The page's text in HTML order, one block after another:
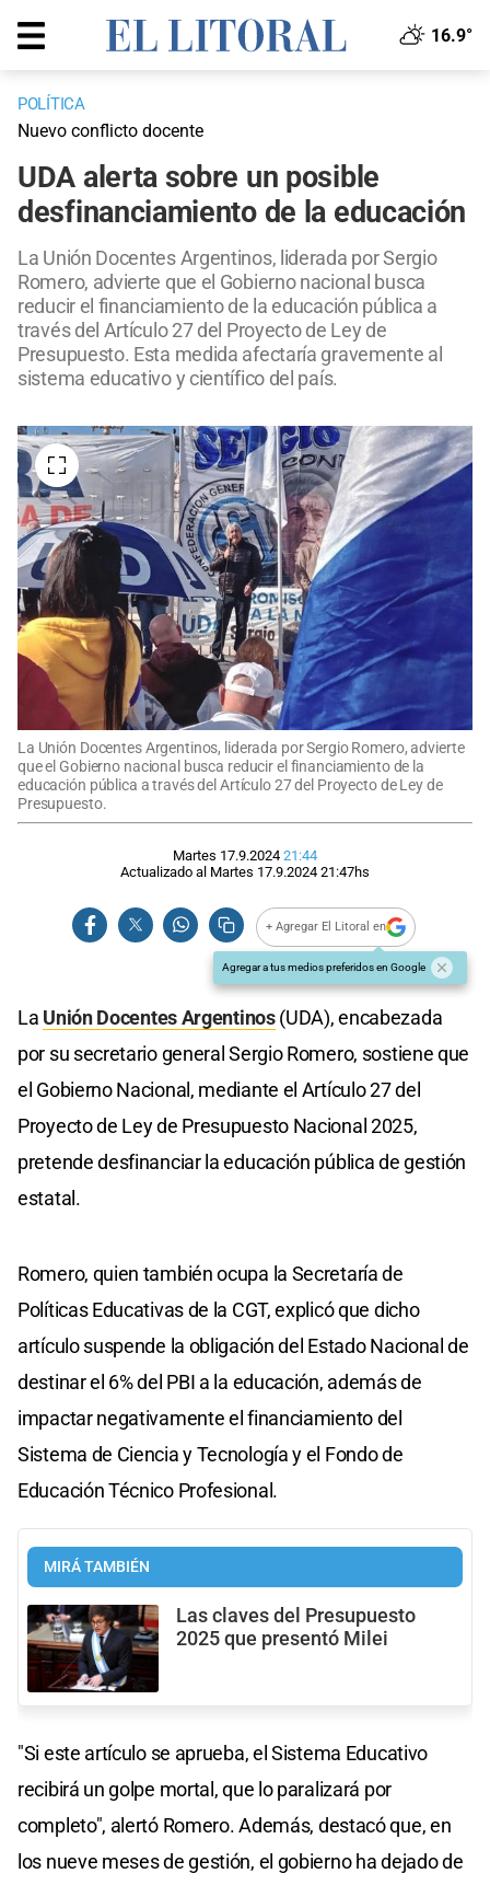
16.9°
POLÍTICA
Nuevo conflicto docente
UDA alerta sobre un posible
desfinanciamiento de la educación
La Unión Docentes Argentinos, liderada por Sergio
Romero, advierte que el Gobierno nacional busca
reducir el financiamiento de la educación pública a
través del Artículo 27 del Proyecto de Ley de
Presupuesto. Esta medida afectaría gravemente al
sistema educativo y científico del país.
La Unión Docentes Argentinos, liderada por Sergio Romero, advierte
que el Gobierno nacional busca reducir el financiamiento de la
educación pública a través del Artículo 27 del Proyecto de Ley de
Presupuesto.
Martes 17.9.2024 21:44
Actualizado al Martes 17.9.2024 21:47hs
+ Agregar El Litoral en
Agregar a tus medios preferidos en Google
La Unión Docentes Argentinos(UDA), encabezada
por su secretario general Sergio Romero, sostiene que
el Gobierno Nacional, mediante el Artículo 27 del
Proyecto de Ley de Presupuesto Nacional 2025,
pretende desfinanciar la educación pública de gestión
estatal.
Romero, quien también ocupa la Secretaría de
Políticas Educativas de la CGT, explicó que dicho
artículo suspende la obligación del Estado Nacional de
destinar el 6% del PBI a la educación, además de
impactar negativamente el financiamiento del
Sistema de Ciencia y Tecnología y el Fondo de
Educación Técnico Profesional.
MIRÁ TAMBIÉN
Las claves del Presupuesto
2025 que presentó Milei
"Si este artículo se aprueba, el Sistema Educativo
recibirá un golpe mortal, que lo paralizará por
completo", alertó Romero. Además, destacó que, en
los nueve meses de gestión, el gobierno ha dejado de